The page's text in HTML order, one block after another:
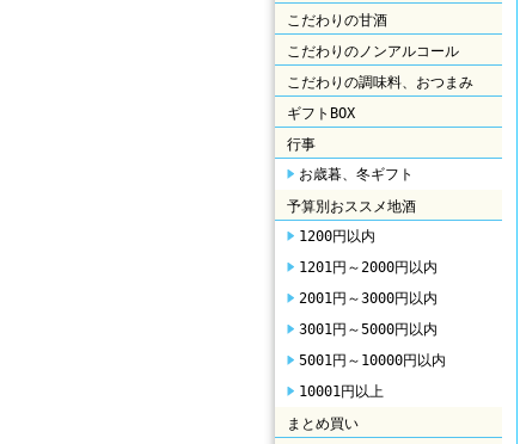
こだわりの甘酒
こだわりのノンアルコール
こだわりの調味料、おつまみ
ギフトBOX
行事
お歳暮、冬ギフト
予算別おススメ地酒
1200円以内
1201円～2000円以内
2001円～3000円以内
3001円～5000円以内
5001円～10000円以内
10001円以上
まとめ買い